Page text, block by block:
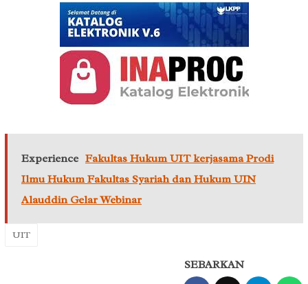
Experience Fakultas Hukum UIT kerjasama Prodi
Ilmu Hukum Fakultas Syariah dan Hukum UIN
Alauddin Gelar Webinar
UIT
SEBARKAN